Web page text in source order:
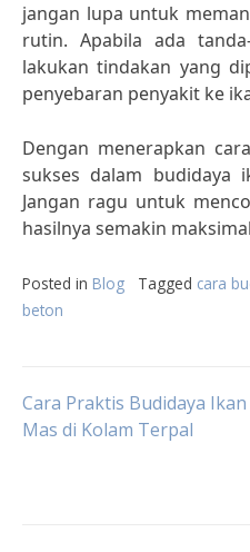
jangan lupa untuk
rutin. Apabila ada
lakukan tindakan yang
penyebaran penyakit ke
Dengan menerapkan
sukses dalam budidaya
Jangan ragu untuk
hasilnya semakin
Posted in Blog Tagged cara
beton
Post
Cara Praktis Budidaya Ikan
Mas di Kolam Terpal